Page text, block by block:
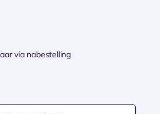
via nabestelling